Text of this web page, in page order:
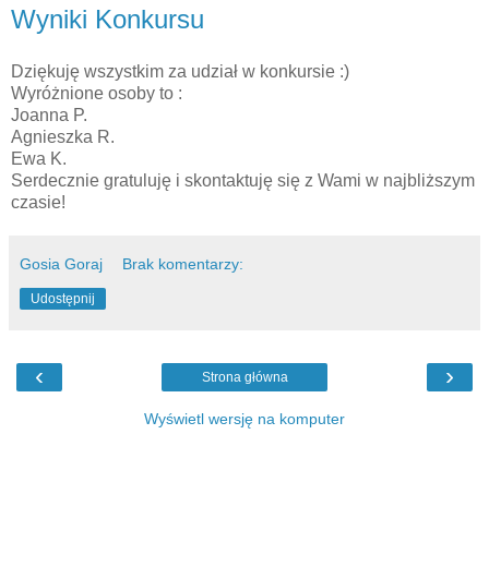
Wyniki Konkursu
Dziękuję wszystkim za udział w konkursie :)
Wyróżnione osoby to :
Joanna P.
Agnieszka R.
Ewa K.
Serdecznie gratuluję i skontaktuję się z Wami w najbliższym
czasie!
Gosia Goraj Brak komentarzy:
Udostępnij
‹ ›
Strona główna
Wyświetl wersję na komputer